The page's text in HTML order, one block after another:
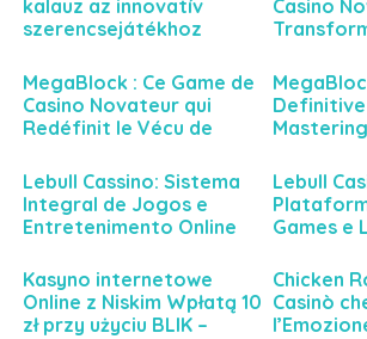
kalauz az innovatív
szerencsejátékhoz
Casino
MegaBlock : Ce Game de
Casino Novateur qui
Redéfinit le Vécu de
Gambling
Lebull Cassino: Sistema
Integral de Jogos e
Entretenimento Online
Lebull
Games e
Kasyno internetowe
Online z Niskim Wpłatą 10
zł przy użyciu BLIK –
Chicken
Casinò